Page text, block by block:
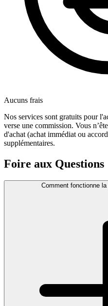
Aucuns frais
Nos services sont gratuits pour
verse une commission. Vous
d'achat (achat immédiat ou
supplémentaires.
Foire aux Questions
Comment fonctionne